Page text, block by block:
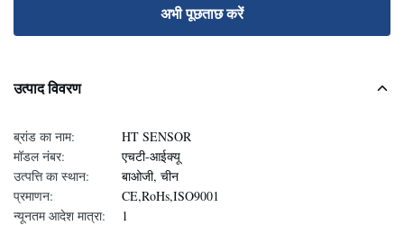
अभी पूछताछ करें
उत्पाद विवरण
ब्रांड का नाम:
HT SENSOR
मॉडल नंबर:
एचटी-आईक्यू
उत्पत्ति का स्थान:
बाओजी, चीन
प्रमाणन:
CE,RoHs,ISO9001
न्यूनतम आदेश मात्रा:
1